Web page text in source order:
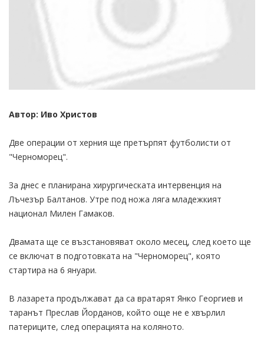
Автор: Иво Христов
Две операции от херния ще претърпят футболисти от
"Черноморец".
За днес е планирана хирургическата интервенция на
Лъчезър Балтанов. Утре под ножа ляга младежкият
национал Милен Гамаков.
Двамата ще се възстановяват около месец, след което ще
се включат в подготовката на "Черноморец", която
стартира на 6 януари.
В лазарета продължават да са вратарят Янко Георгиев и
таранът Преслав Йорданов, който още не е хвърлил
патериците, след операцията на коляното.